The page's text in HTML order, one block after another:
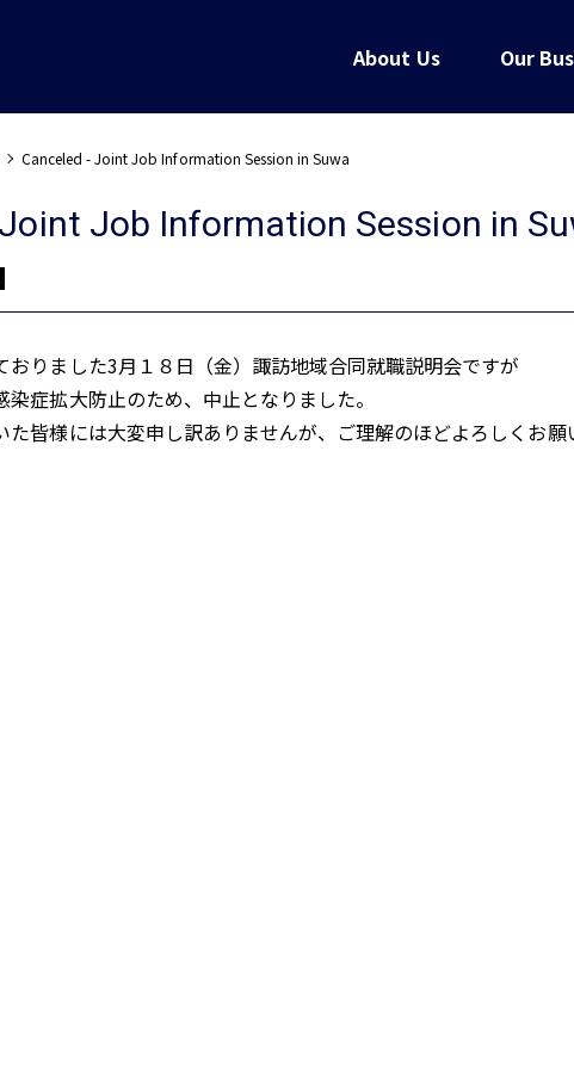
About Us Our
Canceled - Joint Job Information Session in Suwa
Job Information Session in
おりました3月１８日（金）諏訪地域合同就職説明会ですが
症拡大防止のため、中止となりました。
た皆様には大変申し訳ありませんが、ご理解のほどよろしくお願